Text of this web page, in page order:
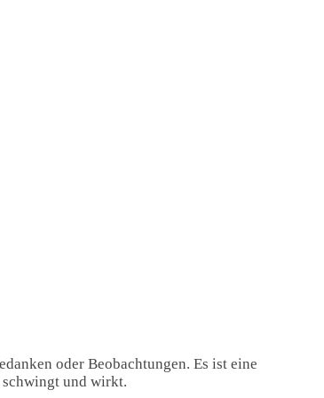
oder Beobachtungen. Es ist eine
schwingt und wirkt.